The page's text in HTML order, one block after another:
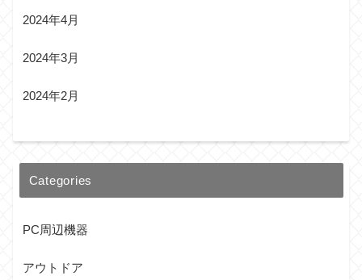
2024年4月
2024年3月
2024年2月
Categories
PC周辺機器
アウトドア